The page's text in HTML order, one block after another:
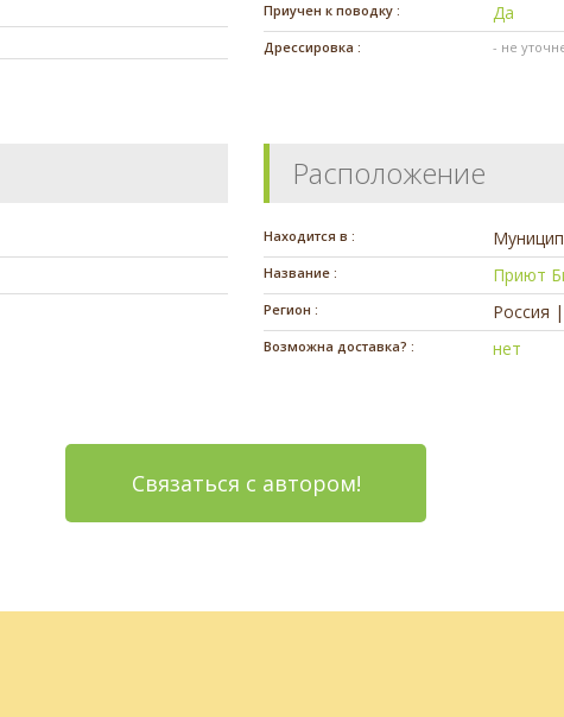
Приучен к поводку : Да
Дрессировка : - не
Расположение
Находится в :
Название : Приют
Регион : Россия
Возможна доставка? : нет
Связаться с автором!